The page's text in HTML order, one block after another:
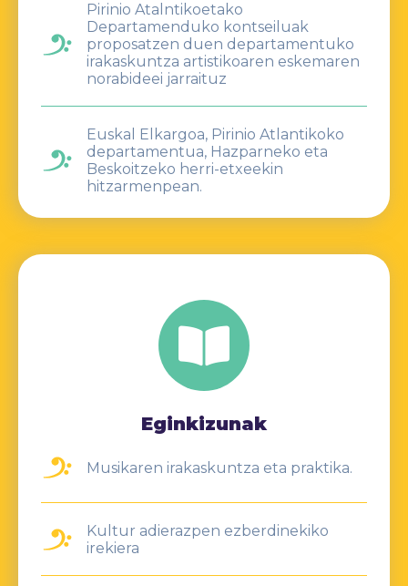
Pirinio Atalntikoetako
Departamenduko kontseiluak
proposatzen duen departamentuko
irakaskuntza artistikoaren eskemaren
norabideei jarraituz
Euskal Elkargoa, Pirinio Atlantikoko
departamentua, Hazparneko eta
Beskoitzeko herri-etxeekin
hitzarmenpean.
Eginkizunak
Musikaren irakaskuntza eta praktika.
Kultur adierazpen ezberdinekiko
irekiera